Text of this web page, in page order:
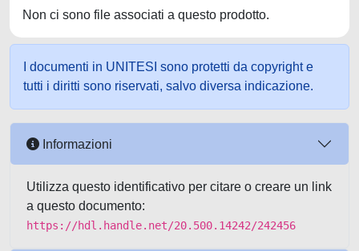
Non ci sono file associati a questo prodotto.
I documenti in UNITESI sono protetti da copyright e
tutti i diritti sono riservati, salvo diversa indicazione.
Informazioni
Utilizza questo identificativo per citare o creare un link
a questo documento:
https://hdl.handle.net/20.500.14242/242456